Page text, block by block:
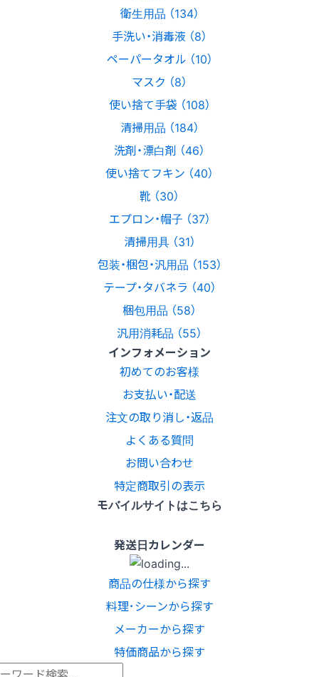
衛生用品 （134）
手洗い・消毒液 （8）
ペーパータオル （10）
マスク （8）
使い捨て手袋 （108）
清掃用品 （184）
洗剤・漂白剤 （46）
使い捨てフキン （40）
靴 （30）
エプロン・帽子 （37）
清掃用具 （31）
包装・梱包・汎用品 （153）
テープ・タバネラ （40）
梱包用品 （58）
汎用消耗品 （55）
インフォメーション
初めてのお客様
お支払い・配送
注文の取り消し・返品
よくある質問
お問い合わせ
特定商取引の表示
モバイルサイトはこちら
発送日カレンダー
商品の仕様から探す
料理･シーンから探す
メーカーから探す
特価商品から探す